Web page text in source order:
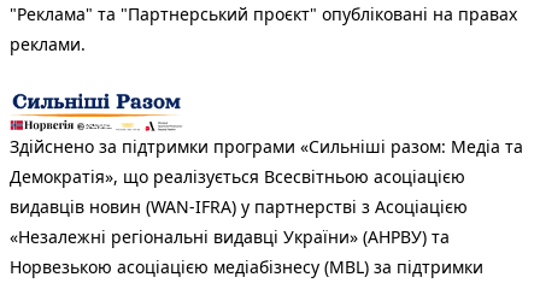
"Реклама" та "Партнерський проєкт" опубліковані на правах
реклами.
Здійснено за підтримки програми «Сильніші разом: Медіа та
Демократія», що реалізується Всесвітньою асоціацією
видавців новин (WAN-IFRA) у партнерстві з Асоціацією
«Незалежні регіональні видавці України» (АНРВУ) та
Норвезькою асоціацією медіабізнесу (MBL) за підтримки